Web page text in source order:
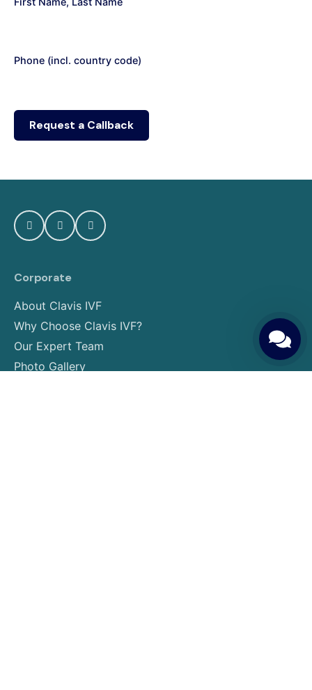
Phone (incl. country code)
Corporate
About Clavis IVF
Why Choose Clavis IVF?
Our Expert Team
Photo Gallery